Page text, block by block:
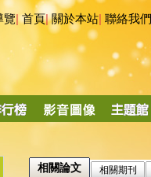
覽|首頁|關於本站 聯絡我們
相關論文 相關期刊